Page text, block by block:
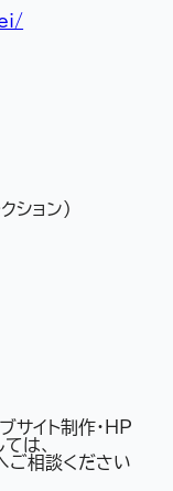
ション）
サイト制作・HP
は、
ご相談ください